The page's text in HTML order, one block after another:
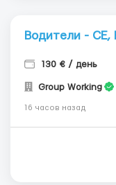
Водители - СЕ,
130 € / день
Group Working
16 часов назад